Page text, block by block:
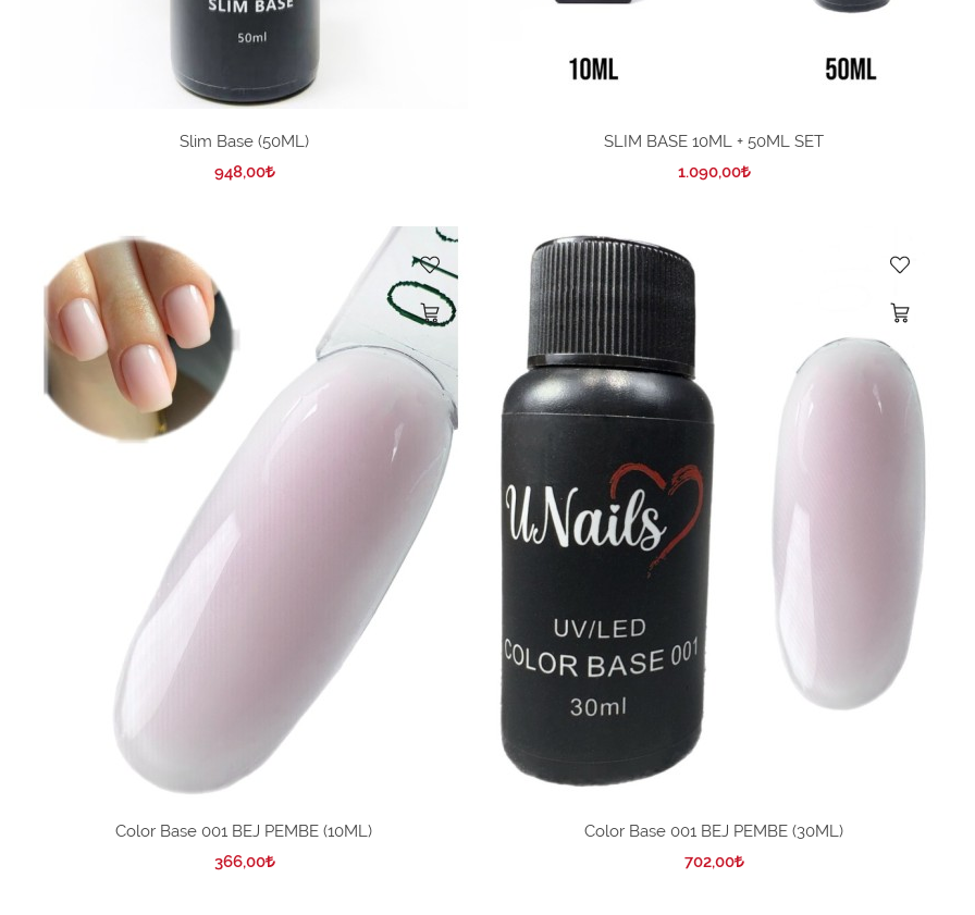
Slim Base (50ML)
948,00
SLIM BASE 10ML + 50ML SET
1.090,00
Color Base 001 BEJ PEMBE (10ML)
366,00
Color Base 001 BEJ PEMBE (30ML)
702,00